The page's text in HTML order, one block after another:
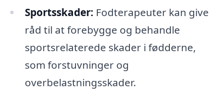
Sportsskader: Fodterapeuter kan give
råd til at forebygge og behandle
sportsrelaterede skader i fødderne,
som forstuvninger og
overbelastningsskader.